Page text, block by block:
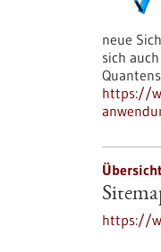
neue
sich
https://
Übersicht
https://